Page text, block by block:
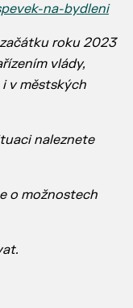
na-bydleni
roku 2023
vlády,
v městských
naleznete
o možnostech